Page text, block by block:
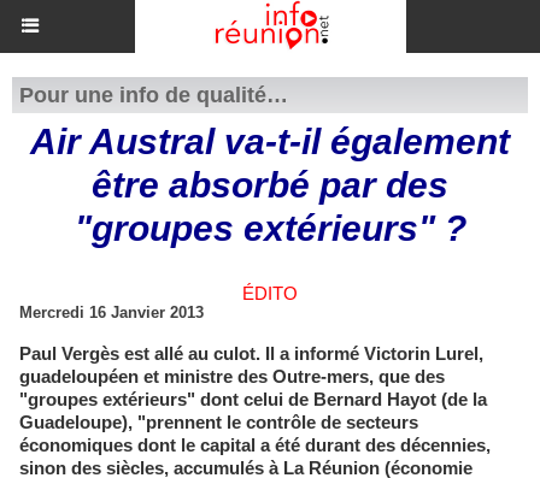
Pour une info de qualité…
Air Austral va-t-il également
être absorbé par des
"groupes extérieurs" ?
ÉDITO
Mercredi 16 Janvier 2013
Paul Vergès est allé au culot. Il a informé Victorin Lurel,
guadeloupéen et ministre des Outre-mers, que des
"groupes extérieurs" dont celui de Bernard Hayot (de la
Guadeloupe), "prennent le contrôle de secteurs
économiques dont le capital a été durant des décennies,
sinon des siècles, accumulés à La Réunion (économie